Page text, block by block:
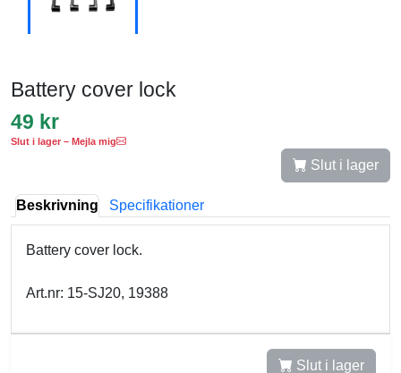
Battery cover lock
49 kr
Slut i lager – Mejla mig
Slut i lager
Beskrivning Specifikationer
Battery cover lock.
Art.nr: 15-SJ20, 19388
Slut i lager